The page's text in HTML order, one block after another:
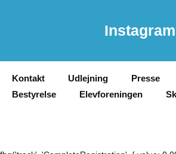
Instagram
Kontakt Udlejning Presse
Bestyrelse
Elevforeningen